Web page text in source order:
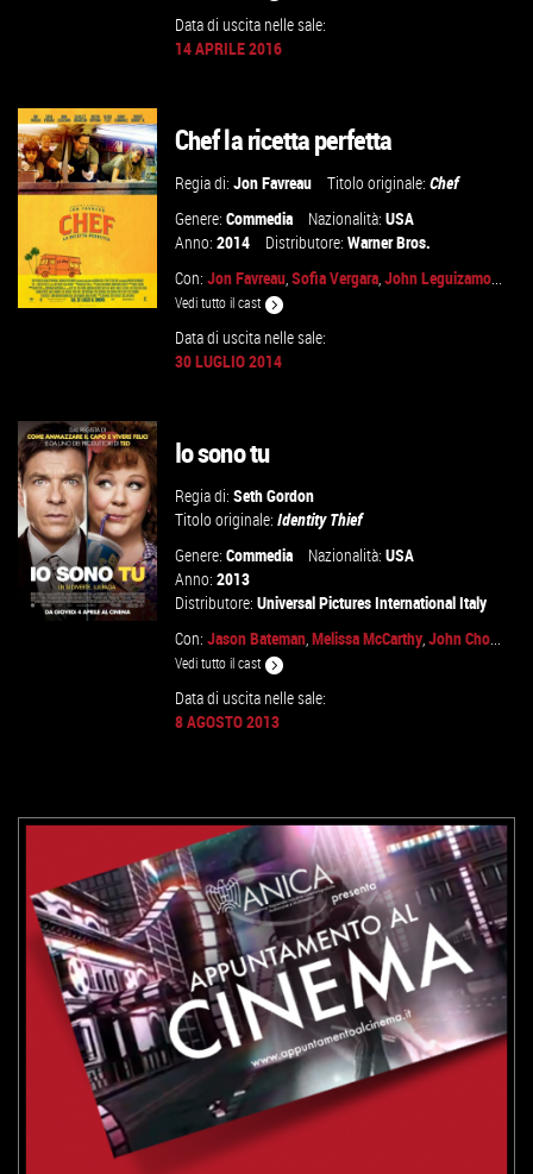
VAI ALLA SCHEDA
Data di uscita nelle sale:
14 APRILE 2016
VAI ALLA SCHEDA
Chef la ricetta perfetta
Regia di:Jon Favreau Titolo originale:Chef
Genere:Commedia Nazionalità:USA
Anno:2014 Distributore:Warner Bros.
Con:Jon Favreau,Sofia Vergara,John Leguizamo...
Vedi tutto il cast
Data di uscita nelle sale:
30 LUGLIO 2014
Io sono tu
Regia di:Seth Gordon
Titolo originale:Identity Thief
Genere:Commedia Nazionalità:USA
Anno:2013
Distributore:Universal Pictures International Italy
Con:Jason Bateman,Melissa McCarthy,John Cho...
Vedi tutto il cast
Data di uscita nelle sale:
8 AGOSTO 2013